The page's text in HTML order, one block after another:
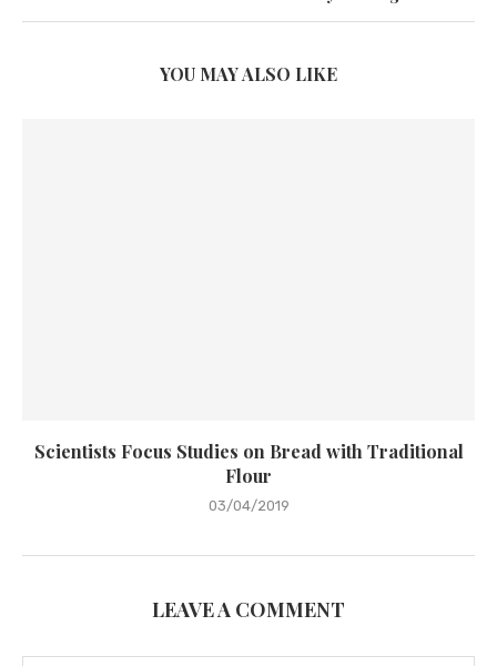
YOU MAY ALSO LIKE
Scientists Focus Studies on Bread with Traditional
Flour
03/04/2019
LEAVE A COMMENT